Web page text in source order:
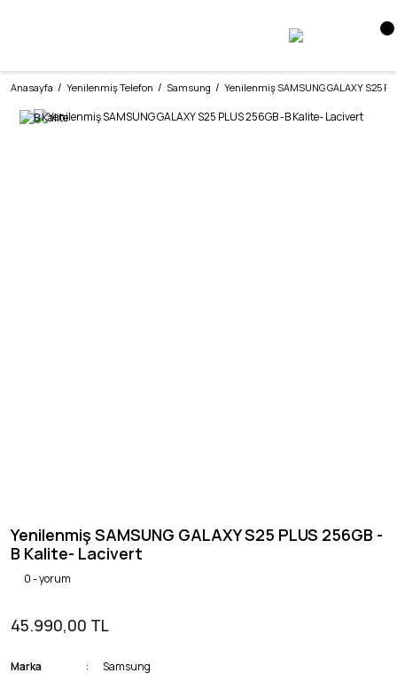
Anasayfa Yenilenmiş Telefon Samsung Yenilenmiş SAMSUNG GALAXY S25
Yenilenmiş SAMSUNG GALAXY S25 PLUS 256GB -
B Kalite- Lacivert
0 - yorum
45.990,00 TL
Marka
Samsung